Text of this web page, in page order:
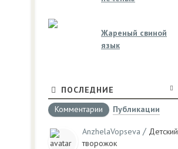
Жареный свиной
язык
ПОСЛЕДНИЕ
Комментарии
Публикации
AnzhelaVopseva / Детский
творожок